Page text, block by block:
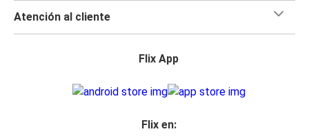
Atención al cliente
Flix App
Flix en: